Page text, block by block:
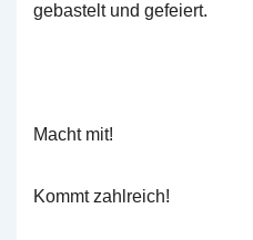
gebastelt und gefeiert.
Macht mit!
Kommt zahlreich!